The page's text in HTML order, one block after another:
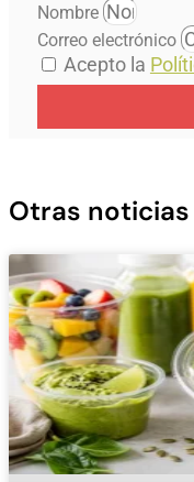
Nombre
Correo electrónico
Acepto la
Otras noticias